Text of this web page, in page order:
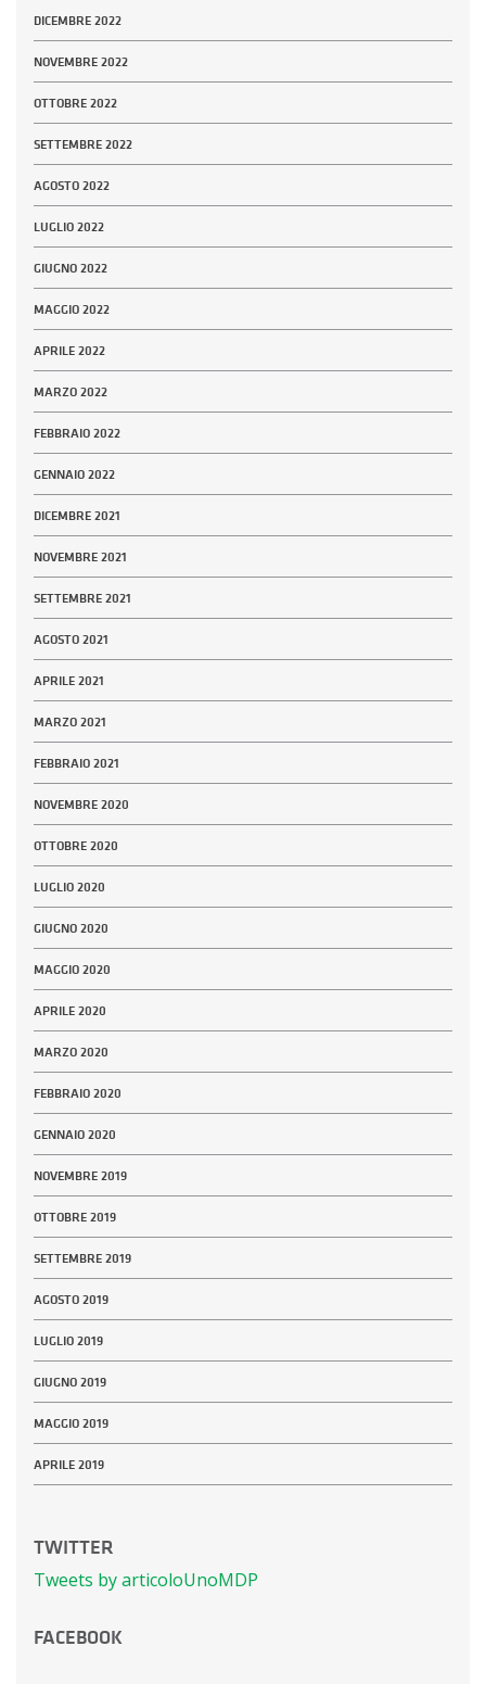
DICEMBRE 2022
NOVEMBRE 2022
OTTOBRE 2022
SETTEMBRE 2022
AGOSTO 2022
LUGLIO 2022
GIUGNO 2022
MAGGIO 2022
APRILE 2022
MARZO 2022
FEBBRAIO 2022
GENNAIO 2022
DICEMBRE 2021
NOVEMBRE 2021
SETTEMBRE 2021
AGOSTO 2021
APRILE 2021
MARZO 2021
FEBBRAIO 2021
NOVEMBRE 2020
OTTOBRE 2020
LUGLIO 2020
GIUGNO 2020
MAGGIO 2020
APRILE 2020
MARZO 2020
FEBBRAIO 2020
GENNAIO 2020
NOVEMBRE 2019
OTTOBRE 2019
SETTEMBRE 2019
AGOSTO 2019
LUGLIO 2019
GIUGNO 2019
MAGGIO 2019
APRILE 2019
TWITTER
Tweets by articoloUnoMDP
FACEBOOK